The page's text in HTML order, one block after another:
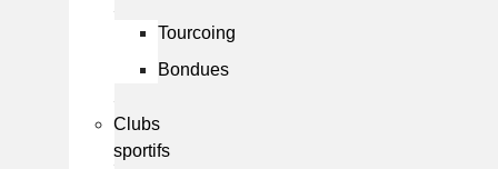
Tourcoing
Bondues
Clubs
sportifs